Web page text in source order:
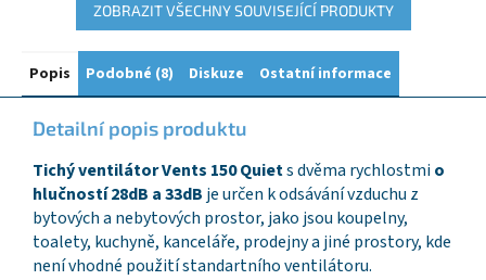
ZOBRAZIT VŠECHNY SOUVISEJÍCÍ PRODUKTY
Popis Podobné (8) Diskuze Ostatní informace
Detailní popis produktu
Tichý ventilátor Vents 150 Quiets dvěma rychlostmio
hlučností 28dB a 33dB je určen k odsávání vzduchu z
bytových a nebytových prostor, jako jsou koupelny,
toalety, kuchyně, kanceláře, prodejny a jiné prostory, kde
není vhodné použití standartního ventilátoru.